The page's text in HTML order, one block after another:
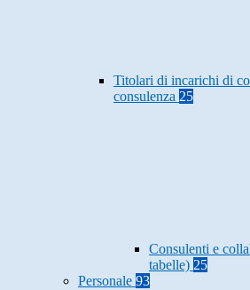
Titolari di incarichi di
consulenza 25
Consulenti e
tabelle) 25
Personale 93